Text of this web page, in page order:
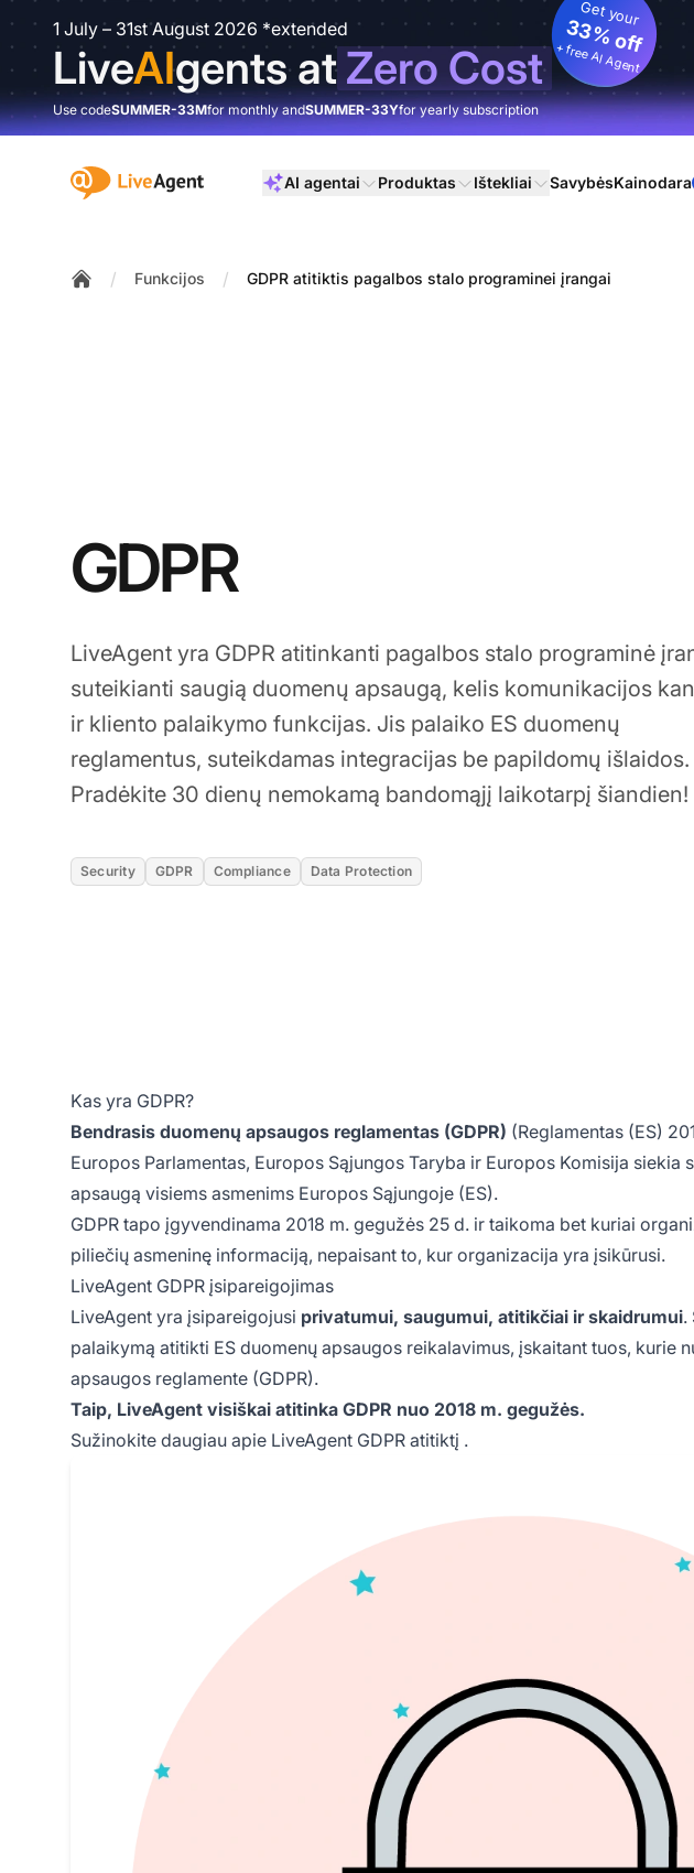
1 July – 31st August 2026 *extended
LiveAIgents atZero Cost
Get your
33% off
+ free AI Agent
Use codeSUMMER-33Mfor monthly andSUMMER-33Yfor yearly subscription
:site.title AI agentai Produktas Ištekliai SavybėsKainodara
/ Funkcijos / GDPR atitiktis pagalbos stalo programinei įrangai
GDPR
LiveAgent yra GDPR atitinkanti pagalbos stalo programinė
suteikianti saugią duomenų apsaugą, kelis komunikacijos
ir kliento palaikymo funkcijas. Jis palaiko ES duomenų
reglamentus, suteikdamas integracijas be papildomų išlaidos.
Pradėkite 30 dienų nemokamą bandomąjį laikotarpį šiandien!
Security GDPR Compliance Data Protection
Kas yra GDPR?
Bendrasis duomenų apsaugos reglamentas (GDPR) (Reglamentas (ES)
Europos Parlamentas, Europos Sąjungos Taryba ir Europos Komisija
apsaugą visiems asmenims Europos Sąjungoje (ES).
GDPR tapo įgyvendinama 2018 m. gegužės 25 d. ir taikoma bet kuriai
piliečių asmeninę informaciją, nepaisant to, kur organizacija yra įsikūrusi.
LiveAgent GDPR įsipareigojimas
LiveAgent yra įsipareigojusi privatumui, saugumui, atitikčiai ir skaidrumui.
palaikymą atitikti ES duomenų apsaugos reikalavimus, įskaitant tuos, kurie
apsaugos reglamente (GDPR).
Taip, LiveAgent visiškai atitinka GDPR nuo 2018 m. gegužės.
Sužinokite daugiau apie LiveAgent GDPR atitiktį .